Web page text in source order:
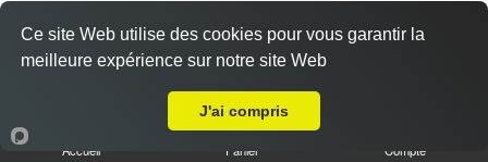
Base sauce tomate, fromage, viande hachée, boursin,
Accueil Panier Compte
Ce site Web utilise des cookies pour vous garantir la
meilleure expérience sur notre site Web
J'ai compris